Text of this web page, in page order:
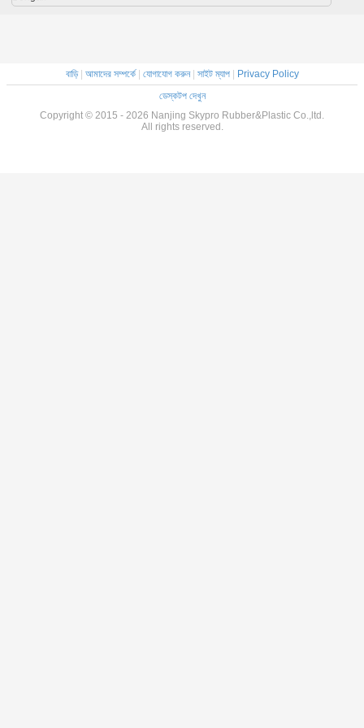
বাড়ি| আমাদের সম্পর্কে| যোগাযোগ করুন| সাইট ম্যাপ|
Privacy Policy
ডেস্কটপ দেখুন
Copyright © 2015 - 2026 Nanjing Skypro Rubber&Plastic Co.,ltd.
All rights reserved.